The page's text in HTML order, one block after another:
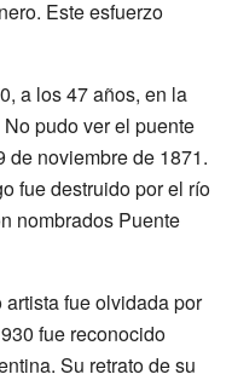
Este esfuerzo
a los 47 años, en la
pudo ver el puente
de noviembre de 1871.
fue destruido por el río
nombrados Puente
fue olvidada por
fue reconocido
Su retrato de su